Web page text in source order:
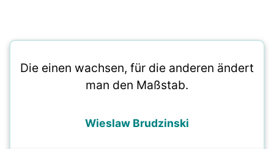
Die einen wachsen, für die anderen ändert
man den Maßstab.
Wieslaw Brudzinski